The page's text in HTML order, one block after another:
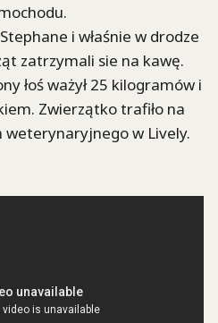
i właśnie w drodze
zatrzymali sie na kawę.
łoś ważył 25 kilogramów i
Zwierzątko trafiło na
w Lively.